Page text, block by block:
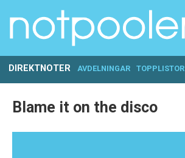
DIREKTNOTER AVDELNINGAR TOPPLISTOR
Blame it on the disco